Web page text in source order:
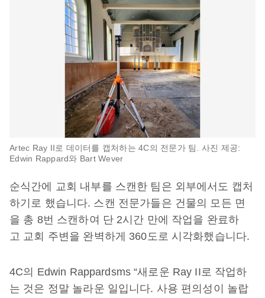
Artec Ray II로 데이터를 캡처하는 4C의 전문가 팀. 사진 제공:
Edwin Rappard와 Bart Wever
순식간에 교회 내부를 스캔한 팀은 외부에서도 캡처
하기로 했습니다. 스캔 전문가들은 건물의 모든 면
을 총 8번 스캔하여 단 2시간 만에 작업을 완료하
고 교회 주변을 완벽하게 360도로 시각화했습니다.
4C의 Edwin Rappardsms “새로운 Ray II로 작업하
는 것은 정말 놀라운 일입니다. 사용 편의성이 놀랍